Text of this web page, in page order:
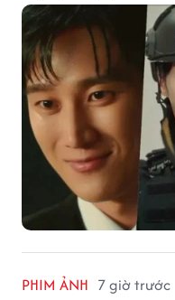
PHIM ẢNH 7 giờ trước